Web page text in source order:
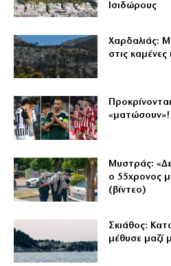
Ισιδώρους
Χαρδαλιάς:
στις καμένες
«ματώσουν»!
Μυστράς:
ο 55χρονος
(βίντεο)
Σκιάθος:
μέθυσε μαζί